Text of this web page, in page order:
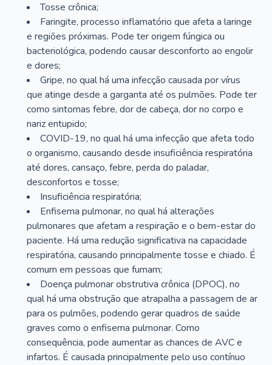
Tosse crônica;
Faringite, processo inflamatório que afeta a laringe
e regiões próximas. Pode ter origem fúngica ou
bacteriológica, podendo causar desconforto ao engolir
e dores;
Gripe, no qual há uma infecção causada por vírus
que atinge desde a garganta até os pulmões. Pode ter
como sintomas febre, dor de cabeça, dor no corpo e
nariz entupido;
COVID-19, no qual há uma infecção que afeta todo
o organismo, causando desde insuficiência respiratória
até dores, cansaço, febre, perda do paladar,
desconfortos e tosse;
Insuficiência respiratória;
Enfisema pulmonar, no qual há alterações
pulmonares que afetam a respiração e o bem-estar do
paciente. Há uma redução significativa na capacidade
respiratória, causando principalmente tosse e chiado. É
comum em pessoas que fumam;
Doença pulmonar obstrutiva crônica (DPOC), no
qual há uma obstrução que atrapalha a passagem de ar
para os pulmões, podendo gerar quadros de saúde
graves como o enfisema pulmonar. Como
consequência, pode aumentar as chances de AVC e
infartos. É causada principalmente pelo uso contínuo